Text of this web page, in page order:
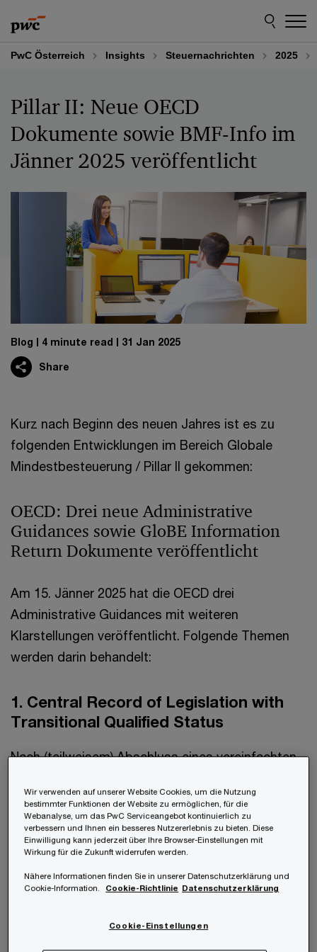
to
content
to
footer
PwC Österreich Insights Steuernachrichten 2025
Pillar II: Neue OECD
Dokumente sowie BMF-Info im
Jänner 2025 veröffentlicht
Blog 4 minute read 31 Jan 2025
Share
Kurz nach Beginn des neuen Jahres ist es zu
folgenden Entwicklungen im Bereich Globale
Mindestbesteuerung / Pillar II gekommen:
OECD: Drei neue Administrative
Guidances sowie GloBE Information
Return Dokumente veröffentlicht
Am 15. Jänner 2025 hat die OECD drei
Administrative Guidances mit weiteren
Klarstellungen veröffentlicht. Folgende Themen
werden darin behandelt:
1. Central Record of Legislation with
Transitional Qualified Status
Nach (teilweisem) Abschluss eines vereinfachten
Umsetzungsgesetze hat die OECD eine erste
Liste veröffentlicht, in denen
Steuerhoheitsgebiete mit einer anerkannten PES-
Harbour Status angeführt werden. Diese
einer, von der OECD durchgeführten,
umfassenden Überprüfung. Entsprechend des
Wir verwenden auf unserer Website Cookies, um die Nutzung
bestimmter Funktionen der Website zu ermöglichen, für die
Webanalyse, um das PwC Serviceangebot kontinuierlich zu
verbessern und Ihnen ein besseres Nutzererlebnis zu bieten. Diese
Einwilligung kann jederzeit über Ihre Browser-Einstellungen mit
Wirkung für die Zukunft widerrufen werden.
Nähere Informationen finden Sie in unserer Datenschutzerklärung und
Cookie-Information.
Cookie-Richtlinie Datenschutzerklärung
Cookie-Einstellungen